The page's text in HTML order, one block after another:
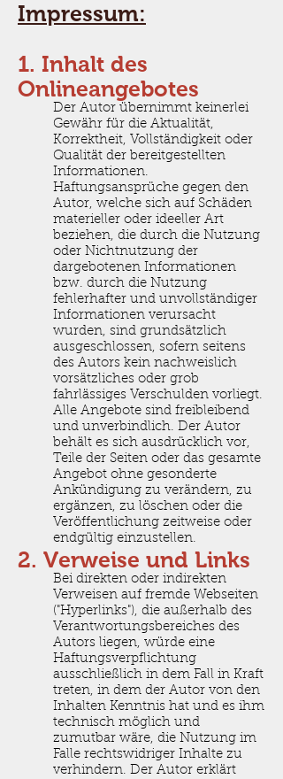
Impressum:
1. Inhalt des
Onlineangebotes
Der Autor übernimmt keinerlei
Gewähr für die Aktualität,
Korrektheit, Vollständigkeit oder
Qualität der bereitgestellten
Informationen.
Haftungsansprüche gegen den
Autor, welche sich auf Schäden
materieller oder ideeller Art
beziehen, die durch die Nutzung
oder Nichtnutzung der
dargebotenen Informationen
bzw. durch die Nutzung
fehlerhafter und unvollständiger
Informationen verursacht
wurden, sind grundsätzlich
ausgeschlossen, sofern seitens
des Autors kein nachweislich
vorsätzliches oder grob
fahrlässiges Verschulden vorliegt.
Alle Angebote sind freibleibend
und unverbindlich. Der Autor
behält es sich ausdrücklich vor,
Teile der Seiten oder das gesamte
Angebot ohne gesonderte
Ankündigung zu verändern, zu
ergänzen, zu löschen oder die
Veröffentlichung zeitweise oder
endgültig einzustellen.
2. Verweise und Links
Bei direkten oder indirekten
Verweisen auf fremde Webseiten
("Hyperlinks"), die außerhalb des
Verantwortungsbereiches des
Autors liegen, würde eine
Haftungsverpflichtung
ausschließlich in dem Fall in Kraft
treten, in dem der Autor von den
Inhalten Kenntnis hat und es ihm
technisch möglich und
zumutbar wäre, die Nutzung im
Falle rechtswidriger Inhalte zu
verhindern. Der Autor erklärt